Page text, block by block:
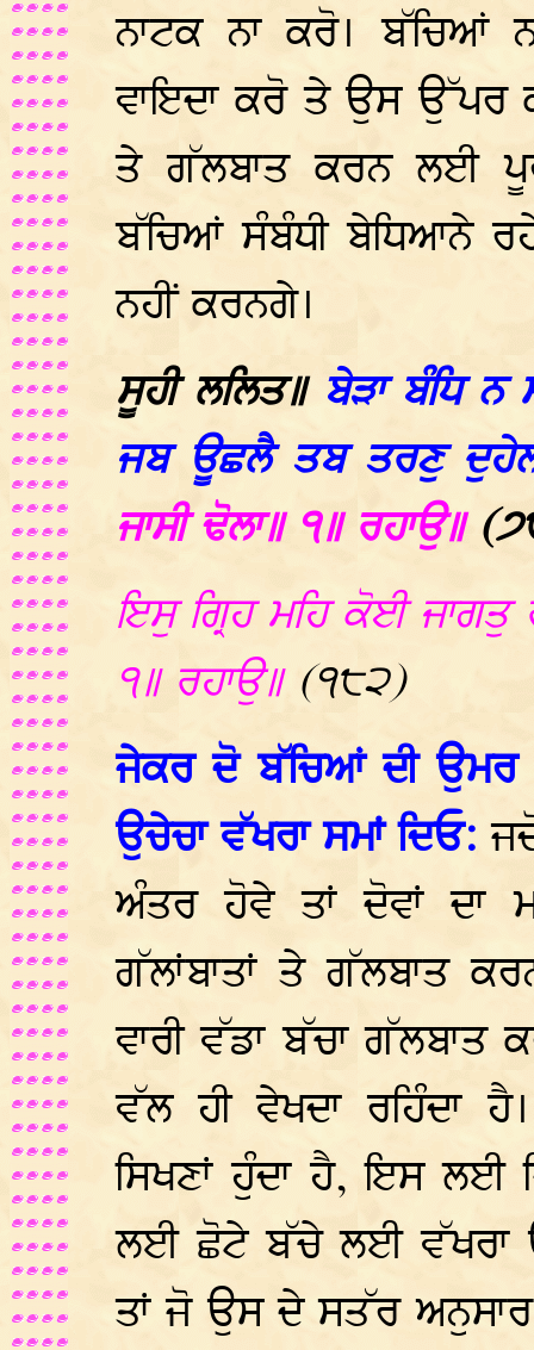
ਨਾਟਕ ਨਾ ਕਰੋ। ਬੱਚਿਆਂ
ਵਾਇਦਾ ਕਰੋ ਤੇ ਉਸ ਉੱਪਰ
ਤੇ ਗੱਲਬਾਤ ਕਰਨ ਲਈ
ਬੱਚਿਆਂ ਸੰਬੰਧੀ ਬੇਧਿਆਨੇ
ਨਹੀਂ ਕਰਨਗੇ।
ਸੂਹੀ ਲਲਿਤ॥ ਬੇੜਾ ਬੰਧਿ ਨ
ਜਬ ਊਛਲੈ ਤਬ ਤਰਣੁ
ਜਾਸੀ ਢੋਲਾ॥ ੧॥ ਰਹਾਉ॥
ਇਸੁ ਗ੍ਰਿਹ ਮਹਿ ਕੋਈ
੧॥ ਰਹਾਉ॥ (੧੮੨)
ਜੇਕਰ ਦੋ ਬੱਚਿਆਂ ਦੀ ਉਮਰ
ਉਚੇਚਾ ਵੱਖਰਾ ਸਮਾਂ ਦਿਓ:
ਅੰਤਰ ਹੋਵੇ ਤਾਂ ਦੋਵਾਂ ਦਾ
ਗੱਲਾਂਬਾਤਾਂ ਤੇ ਗੱਲਬਾਤ
ਵਾਰੀ ਵੱਡਾ ਬੱਚਾ ਗੱਲਬਾਤ
ਵੱਲ ਹੀ ਵੇਖਦਾ ਰਹਿੰਦਾ
ਸਿਖਣਾਂ ਹੁੰਦਾ ਹੈ, ਇਸ ਲਈ
ਲਈ ਛੋਟੇ ਬੱਚੇ ਲਈ ਵੱਖਰਾ
ਤਾਂ ਜੋ ਉਸ ਦੇ ਸਤੱਰ